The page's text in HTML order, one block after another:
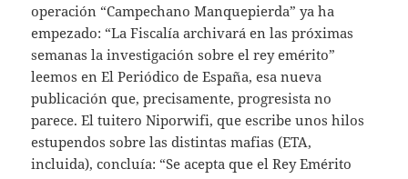
operación “Campechano Manquepierda” ya ha
empezado: “La Fiscalía archivará en las próximas
semanas la investigación sobre el rey emérito”
leemos en El Periódico de España, esa nueva
publicación que, precisamente, progresista no
parece. El tuitero Niporwifi, que escribe unos hilos
estupendos sobre las distintas mafias (ETA,
incluida), concluía: “Se acepta que el Rey Emérito